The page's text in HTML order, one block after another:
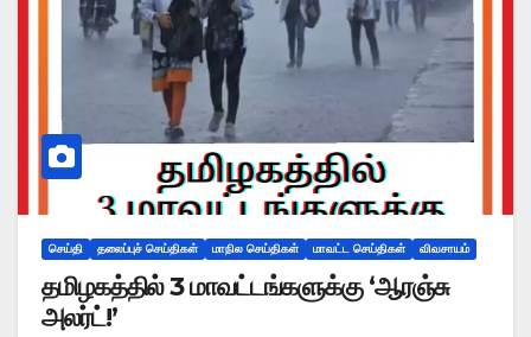
செய்தி தலைப்புச் செய்திகள் மாநில செய்திகள் மாவட்ட செய்திகள் விவசாயம்
தமிழகத்தில் 3 மாவட்டங்களுக்கு ‘ஆரஞ்சு
அலர்ட்!’